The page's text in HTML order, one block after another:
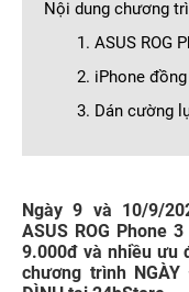
Nội dung chương
1. ASUS ROG
2. iPhone
3. Dán cường
Ngày 9 và 10/9/
ASUS ROG Phone
9.000đ và nhiều ưu
chương trình